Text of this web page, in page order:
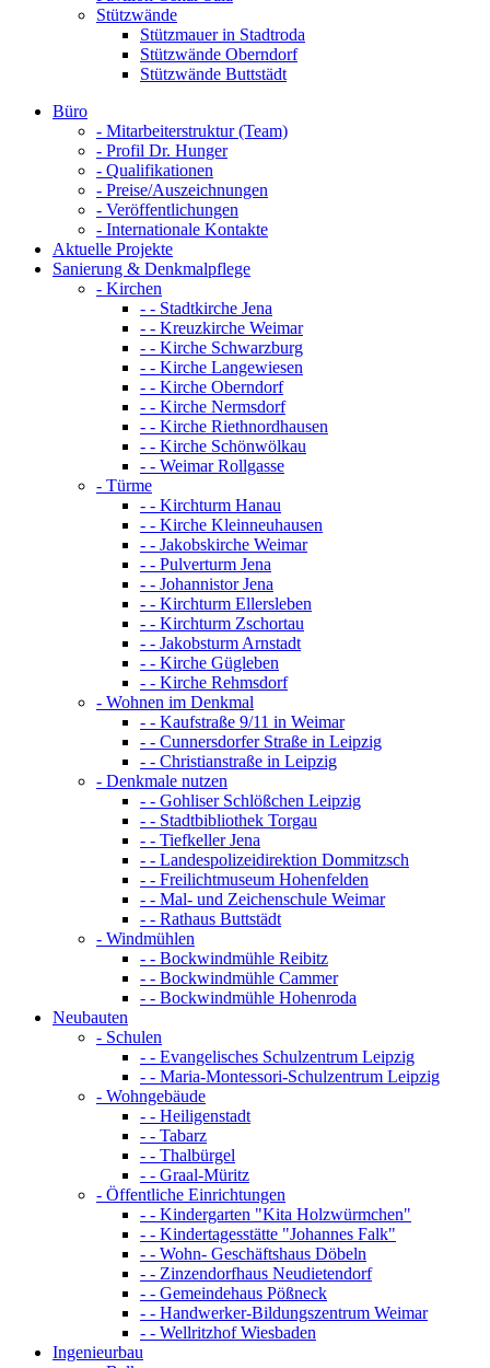
Stützwände
Stützmauer in Stadtroda
Stützwände Oberndorf
Stützwände Buttstädt
Büro
- Mitarbeiterstruktur (Team)
- Profil Dr. Hunger
- Qualifikationen
- Preise/Auszeichnungen
- Veröffentlichungen
- Internationale Kontakte
Aktuelle Projekte
Sanierung & Denkmalpflege
- Kirchen
- - Stadtkirche Jena
- - Kreuzkirche Weimar
- - Kirche Schwarzburg
- - Kirche Langewiesen
- - Kirche Oberndorf
- - Kirche Nermsdorf
- - Kirche Riethnordhausen
- - Kirche Schönwölkau
- - Weimar Rollgasse
- Türme
- - Kirchturm Hanau
- - Kirche Kleinneuhausen
- - Jakobskirche Weimar
- - Pulverturm Jena
- - Johannistor Jena
- - Kirchturm Ellersleben
- - Kirchturm Zschortau
- - Jakobsturm Arnstadt
- - Kirche Gügleben
- - Kirche Rehmsdorf
- Wohnen im Denkmal
- - Kaufstraße 9/11 in Weimar
- - Cunnersdorfer Straße in Leipzig
- - Christianstraße in Leipzig
- Denkmale nutzen
- - Gohliser Schlößchen Leipzig
- - Stadtbibliothek Torgau
- - Tiefkeller Jena
- - Landespolizeidirektion Dommitzsch
- - Freilichtmuseum Hohenfelden
- - Mal- und Zeichenschule Weimar
- - Rathaus Buttstädt
- Windmühlen
- - Bockwindmühle Reibitz
- - Bockwindmühle Cammer
- - Bockwindmühle Hohenroda
Neubauten
- Schulen
- - Evangelisches Schulzentrum Leipzig
- - Maria-Montessori-Schulzentrum Leipzig
- Wohngebäude
- - Heiligenstadt
- - Tabarz
- - Thalbürgel
- - Graal-Müritz
- Öffentliche Einrichtungen
- - Kindergarten "Kita Holzwürmchen"
- - Kindertagesstätte "Johannes Falk"
- - Wohn- Geschäftshaus Döbeln
- - Zinzendorfhaus Neudietendorf
- - Gemeindehaus Pößneck
- - Handwerker-Bildungszentrum Weimar
- - Wellritzhof Wiesbaden
Ingenieurbau